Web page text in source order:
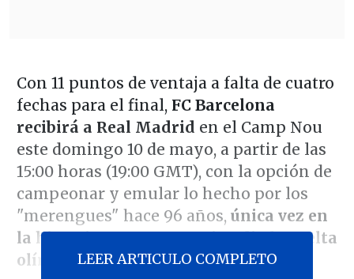
Con 11 puntos de ventaja a falta de cuatro
fechas para el final, FC Barcelona
recibirá a Real Madrid en el Camp Nou
este domingo 10 de mayo, a partir de las
15:00 horas (19:00 GMT), con la opción de
campeonar y emular lo hecho por los
"merengues" hace 96 años, única vez en
la historia en que un equipo dio la vuelta
olímpicaen este tradicional cruce.
LEER ARTICULO COMPLETO